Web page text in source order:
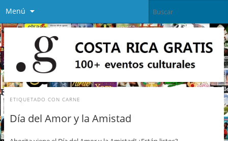
Menú
ETIQUETADO CON CARNE
Día del Amor y la Amistad